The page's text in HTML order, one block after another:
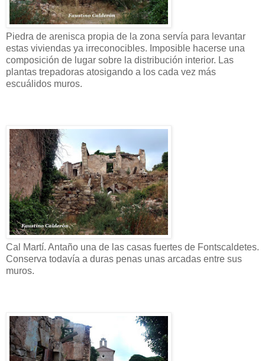
Piedra de arenisca propia de la zona servía para levantar
estas viviendas ya irreconocibles. Imposible hacerse una
composición de lugar sobre la distribución interior. Las
plantas trepadoras atosigando a los cada vez más
escuálidos muros.
Cal Martí. Antaño una de las casas fuertes de Fontscaldetes.
Conserva todavía a duras penas unas arcadas entre sus
muros.